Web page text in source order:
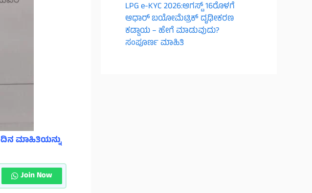
ಮಾಹಿತಿಯನ್ನು
Join Now
LPG e-KYC 2026:ಆಗಸ್ಟ್ 16ರೊಳಗೆ
ಆಧಾರ್ ಬಯೋಮೆಟ್ರಿಕ್ ದೃಢೀಕರಣ
ಕಡ್ಡಾಯ – ಹೇಗೆ ಮಾಡುವುದು?
ಸಂಪೂರ್ಣ ಮಾಹಿತಿ